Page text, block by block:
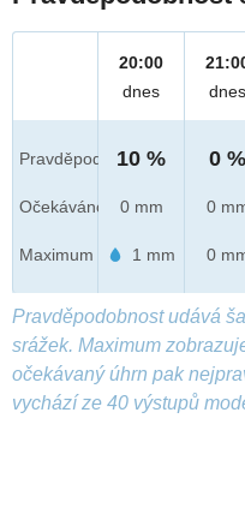
Pravděpod.
Očekáváno
Maximum
20:00
dnes
10 %
0 mm
1 mm
dnes
0 %
0
0
Pravděpodobnost udává
srážek. Maximum
očekávaný úhrn pak
vychází ze 40 výstupů